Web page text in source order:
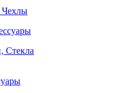
Стекла